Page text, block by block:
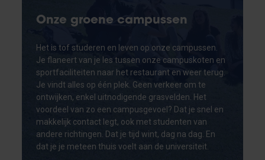
Onze groene campussen
Het is tof studeren en leven op onze campussen.
Je flaneert van je les tussen onze campuskoten en
sportfaciliteiten naar het restaurant en weer terug.
Je vindt alles op één plek. Geen verkeer om te
ontwijken, enkel uitnodigende grasvelden. Het
voordeel van zo een campusgevoel? Dat je snel en
makkelijk contact legt, ook met studenten van
andere richtingen. Dat je tijd wint, dag na dag. En
dat je je meteen thuis voelt aan de universiteit.